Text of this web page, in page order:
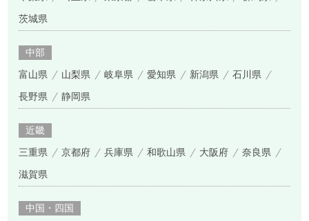
茨城県
中部
富山県 山梨県 岐阜県 愛知県 新潟県 石川県
長野県 静岡県
近畿
三重県 京都府 兵庫県 和歌山県 大阪府 奈良県
滋賀県
中国・四国